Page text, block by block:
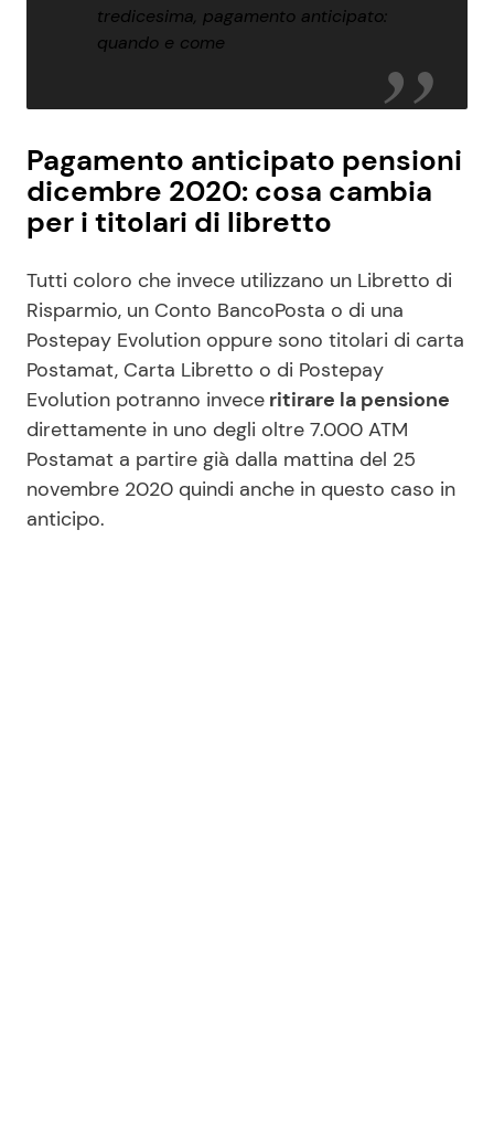
tredicesima, pagamento anticipato:
quando e come
Pagamento anticipato pensioni
dicembre 2020: cosa cambia
per i titolari di libretto
Tutti coloro che invece utilizzano un Libretto di
Risparmio, un Conto BancoPosta o di una
Postepay Evolution oppure sono titolari di carta
Postamat, Carta Libretto o di Postepay
Evolution potranno invece ritirare la pensione
direttamente in uno degli oltre 7.000 ATM
Postamat a partire già dalla mattina del 25
novembre 2020 quindi anche in questo caso in
anticipo.